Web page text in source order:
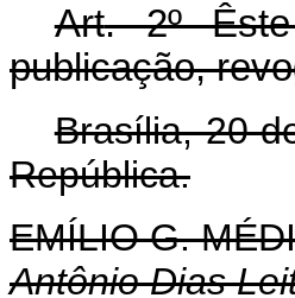
Art. 2º
publicação,
Brasília, 20
República.
EMÍLIO G.
Antônio Dias